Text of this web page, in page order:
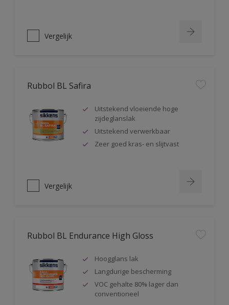
Vergelijk
Rubbol BL Safira
Uitstekend vloeiende hoge
zijdeglanslak
Uitstekend verwerkbaar
Zeer goed kras- en slijtvast
Vergelijk
Rubbol BL Endurance High Gloss
Hoogglans lak
Langdurige bescherming
VOC gehalte 80% lager dan
conventioneel